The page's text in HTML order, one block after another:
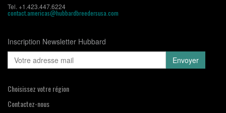
Tel. +1.423.447.6224
contact.americas@hubbardbreedersusa.com
Inscription Newsletter Hubbard
Choisissez votre région
Contactez-nous